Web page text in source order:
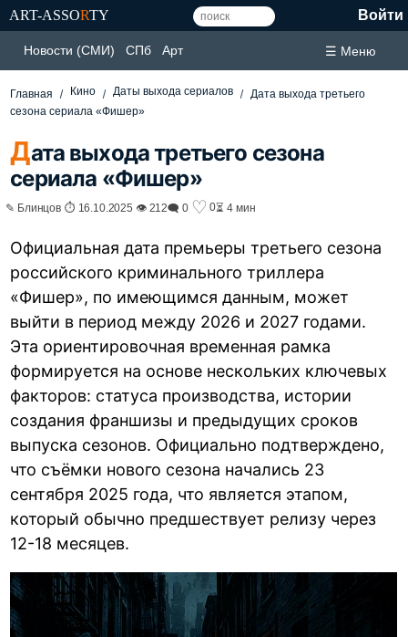
ART-ASSORTY Войти
Новости (СМИ) СПб Арт ☰ Меню
Главная Кино Даты выхода сериалов
Дата выхода третьего
сезона сериала «Фишер»
Дата выхода третьего сезона
сериала «Фишер»
✎ Блинцов ⏱ 16.10.2025 👁 212🗨 0 ♡ 0⏳ 4 мин
Официальная дата премьеры третьего сезона
российского криминального триллера
«Фишер», по имеющимся данным, может
выйти в период между 2026 и 2027 годами.
Эта ориентировочная временная рамка
формируется на основе нескольких ключевых
факторов: статуса производства, истории
создания франшизы и предыдущих сроков
выпуска сезонов. Официально подтверждено,
что съёмки нового сезона начались 23
сентября 2025 года, что является этапом,
который обычно предшествует релизу через
12-18 месяцев.